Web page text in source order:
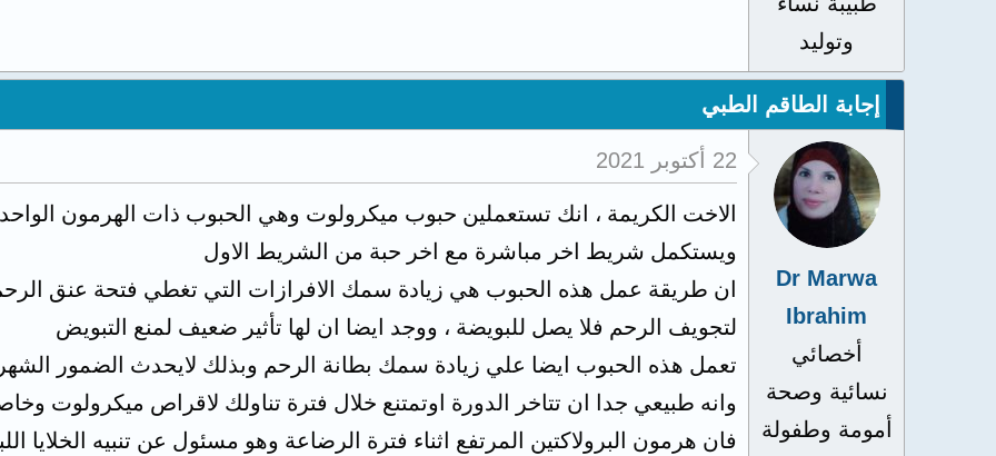
وتوليد
إجابة الطاقم الطبي
Dr Marwa
Ibrahim
أخصائي
نسائية وصحة
أمومة وطفولة
22 أكتوبر 2021
الاخت الكريمة ، انك تستعملين حبوب ميكرولوت وهي الحبوب ذات الهرمون
ويستكمل شريط اخر مباشرة مع اخر حبة من الشريط الاول
ان طريقة عمل هذه الحبوب هي زيادة سمك الافرازات التي تغطي فتحة عنق
لتجويف الرحم فلا يصل للبويضة ، ووجد ايضا ان لها تأثير ضعيف لمنع التبويض
تعمل هذه الحبوب ايضا علي زيادة سمك بطانة الرحم وبذلك لايحدث الضمور
وانه طبيعي جدا ان تتاخر الدورة اوتمتنع خلال فترة تناولك لاقراص ميكرولوت
فان هرمون البرولاكتين المرتفع اثناء فترة الرضاعة وهو مسئول عن تنبيه الخلايا